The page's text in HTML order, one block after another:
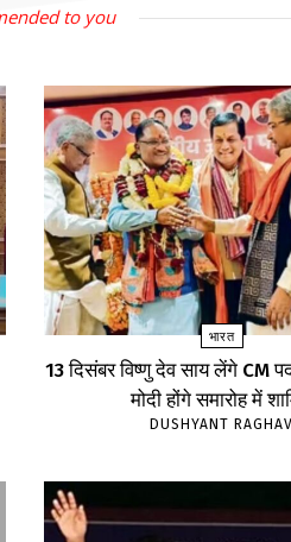
to you
भारत
13 दिसंबर विष्णु देव साय लेंगे CM
मोदी होंगे समारोह में
DUSHYANT